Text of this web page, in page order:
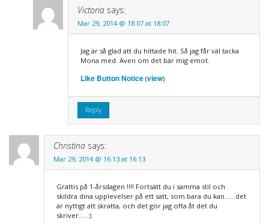
Victoria says:
Mar 29, 2014 @ 18:07 at 18:07
Jag är så glad att du hittade hit. Så jag får väl tacka
Mona med. Även om det bär mig emot.
Like Button Notice(view)
Reply
Christina says:
Mar 29, 2014 @ 16:13 at 16:13
Grattis på 1-årsdagen !!!! Fortsätt du i samma stil och
skildra dina upplevelser på ett sätt, som bara du kan……det
är nyttigt att skratta, och det gör jag ofta åt det du
skriver…..:)